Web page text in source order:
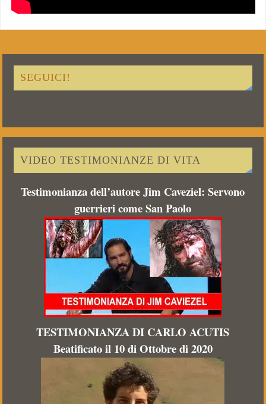
SEGUICI!
VIDEO TESTIMONIANZE DI VITA
Testimonianza dell’autore Jim Caveziel: Servono
guerrieri come San Paolo
TESTIMONIANZA DI CARLO ACUTIS
Beatificato il 10 di Ottobre di 2020